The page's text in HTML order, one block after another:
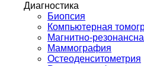
Диагностика
Биопсия
Компьютерная
Магнитно-
Маммография
Остеоденситометрия